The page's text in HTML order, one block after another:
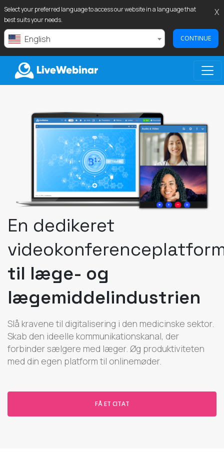
Select your preferred language to access our website in a language that
best suits your needs.
English CONTINUE
X
En dedikeret
til læge- og
lægemiddelindustrien
Slå kravene til digitalisering i den medicinske sektor.
Skab den ideelle kommunikationskanal, der
forbinder sælgere med læger. Øg produktiviteten
med din egen platform til onlinemøder.
FÅ ET CITAT